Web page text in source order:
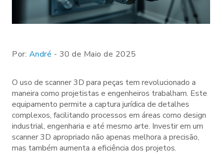
Por: André - 30 de Maio de 2025
O uso de scanner 3D para peças tem revolucionado a
maneira como projetistas e engenheiros trabalham. Este
equipamento permite a captura jurídica de detalhes
complexos, facilitando processos em áreas como design
industrial, engenharia e até mesmo arte. Investir em um
scanner 3D apropriado não apenas melhora a precisão,
mas também aumenta a eficiência dos projetos.